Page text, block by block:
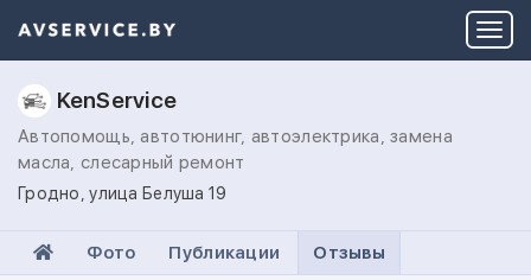
KenService
Автопомощь, автотюнинг, автоэлектрика, замена
масла, слесарный ремонт
Гродно, улица Белуша 19
Фото Публикации Отзывы